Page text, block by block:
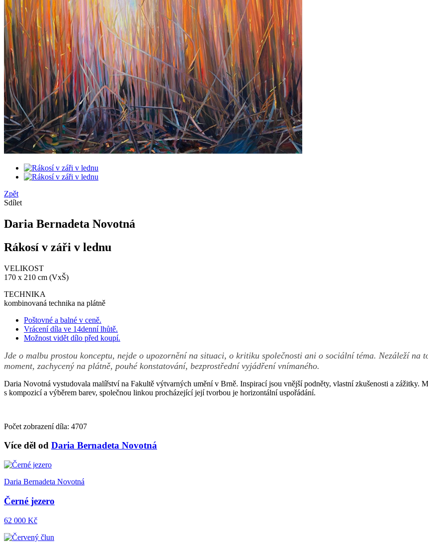
Zpět
Sdílet
Daria Bernadeta Novotná
Rákosí v záři v lednu
VELIKOST
170 x 210 cm (VxŠ)
TECHNIKA
kombinovaná technika na plátně
Poštovné a balné v ceně.
Vrácení díla ve 14denní lhůtě.
Možnost vidět dílo před koupí.
Jde o malbu prostou konceptu, nejde o upozornění na situaci, o kritiku společnosti ani o sociální téma. Nezáleží na
moment, zachycený na plátně, pouhé konstatování, bezprostřední vyjádření vnímaného.
Daria Novotná vystudovala malířství na Fakultě výtvarných umění v Brně. Inspirací jsou vnější podněty, vlastní zkušenosti a zážitky.
s kompozicí a výběrem barev, společnou linkou procházející její tvorbou je horizontální uspořádání.
Počet zobrazení díla: 4707
Více děl od Daria Bernadeta Novotná
Daria Bernadeta Novotná
Černé jezero
62 000 Kč